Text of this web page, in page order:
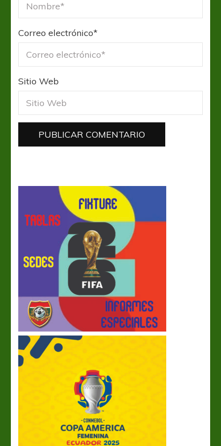
Correo electrónico*
Sitio Web